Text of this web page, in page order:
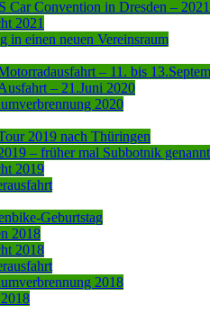
Car Convention in Dresden – 2021
2021
in einen neuen Vereinsraum
– 11. bis
– 21.Juni 2020
2020
2019 nach Thüringen
– früher mal Subbotnik genannt
2019
Geburtstag
2018
2018
2018